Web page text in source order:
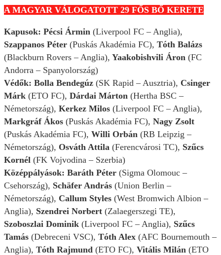
A MAGYAR VÁLOGATOTT 29 FŐS BŐ KERETE
Kapusok: Pécsi Ármin (Liverpool FC – Anglia),
Szappanos Péter (Puskás Akadémia FC), Tóth Balázs
(Blackburn Rovers – Anglia), Yaakobishvili Áron (FC
Andorra – Spanyolország)
Védők: Bolla Bendegúz (SK Rapid – Ausztria), Csinger
Márk (ETO FC), Dárdai Márton (Hertha BSC –
Németország), Kerkez Milos (Liverpool FC – Anglia),
Markgráf Ákos (Puskás Akadémia FC), Nagy Zsolt
(Puskás Akadémia FC), Willi Orbán (RB Leipzig –
Németország), Osváth Attila (Ferencvárosi TC), Szűcs
Kornél (FK Vojvodina – Szerbia)
Középpályások: Baráth Péter (Sigma Olomouc –
Csehország), Schäfer András (Union Berlin –
Németország), Callum Styles (West Bromwich Albion –
Anglia), Szendrei Norbert (Zalaegerszegi TE),
Szoboszlai Dominik (Liverpool FC – Anglia), Szűcs
Tamás (Debreceni VSC), Tóth Alex (AFC Bournemouth –
Anglia), Tóth Rajmund (ETO FC), Vitális Milán (ETO